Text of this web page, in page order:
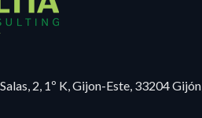
2, 1º K, Gijon-Este, 33204 Gijón,